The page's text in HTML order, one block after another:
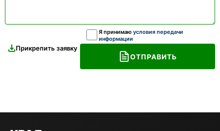
Прикрепить заявку
Я принимаю условия передачи
информации
ОТПРАВИТЬ